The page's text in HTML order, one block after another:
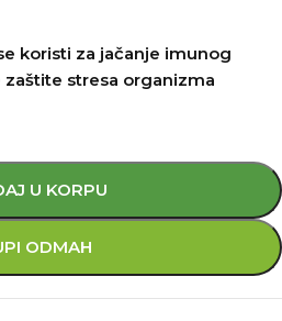
koristi za jačanje imunog
stresa organizma
U KORPU
ODMAH